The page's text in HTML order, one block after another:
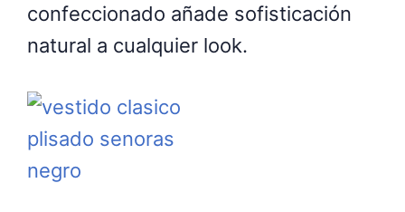
confeccionado añade sofisticación
natural a cualquier look.